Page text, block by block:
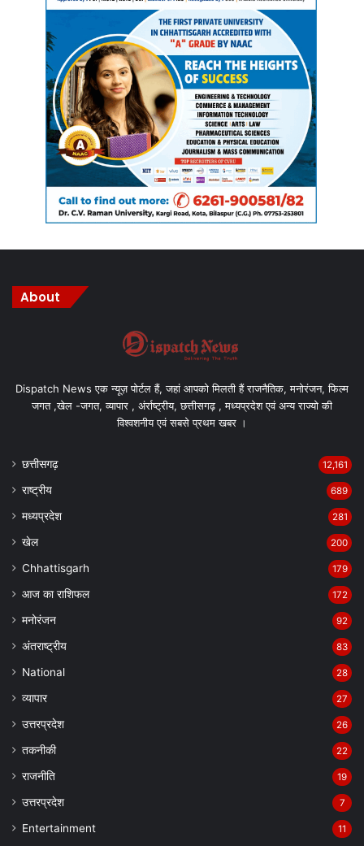
About
Dispatch News एक न्यूज़ पोर्टल हैं, जहां आपको मिलती हैं राजनैतिक, मनोरंजन, फिल्म
जगत ,खेल -जगत, व्यापार , अंर्राष्ट्रीय, छत्तीसगढ़ , मध्यप्रदेश एवं अन्य राज्यो की
विश्वशनीय एवं सबसे प्रथम खबर ।
छत्तीसगढ़ 12,161
राष्ट्रीय 689
मध्यप्रदेश 281
खेल 200
Chhattisgarh 179
आज का राशिफल 172
मनोरंजन 92
अंतराष्ट्रीय 83
National 28
व्यापार 27
उत्तरप्रदेश 26
तकनीकी 22
राजनीति 19
उत्तरप्रदेश 7
Entertainment 11